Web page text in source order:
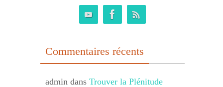
Commentaires récents
admin dans Trouver la Plénitude